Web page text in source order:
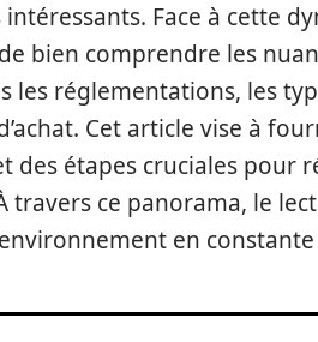
Face à cette
bien comprendre les
réglementations, les
Cet article vise à
des étapes cruciales pour
travers ce panorama, le
en